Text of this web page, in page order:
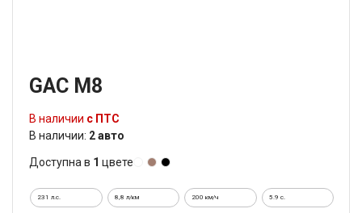
GAC M8
В наличии с ПТС
В наличии: 2 авто
Доступна в 1 цвете
231 л.с. 8,8 л/км 200 км/ч 5.9 c.